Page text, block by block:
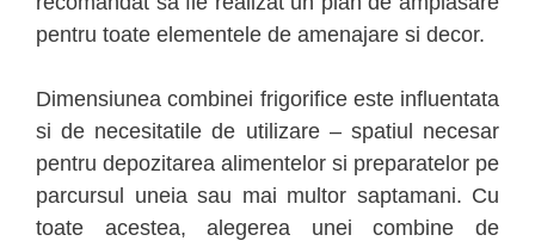
pentru toate elementele de amenajare si decor.
Dimensiunea combinei frigorifice este influentata
si de necesitatile de utilizare – spatiul necesar
pentru depozitarea alimentelor si preparatelor pe
parcursul uneia sau mai multor saptamani. Cu
toate acestea, alegerea unei combine de